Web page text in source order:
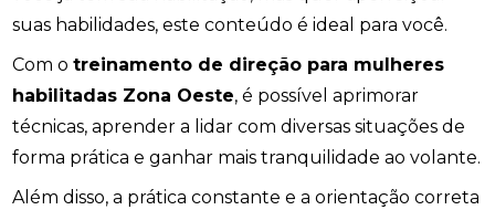
suas habilidades, este conteúdo é ideal para você.
Com otreinamento de direção para mulheres
habilitadas Zona Oeste, é possível aprimorar
técnicas, aprender a lidar com diversas situações de
forma prática e ganhar mais tranquilidade ao volante.
Além disso, a prática constante e a orientação correta